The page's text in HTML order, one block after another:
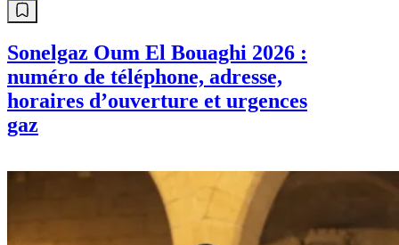
Sonelgaz Oum El Bouaghi 2026 :
numéro de téléphone, adresse,
horaires d’ouverture et urgences
gaz